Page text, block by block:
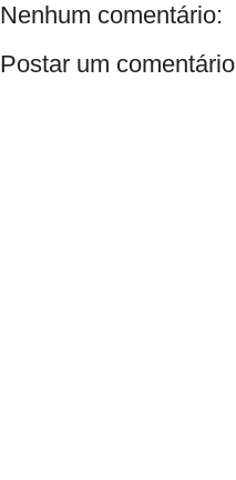
Nenhum comentário:
Postar um comentário